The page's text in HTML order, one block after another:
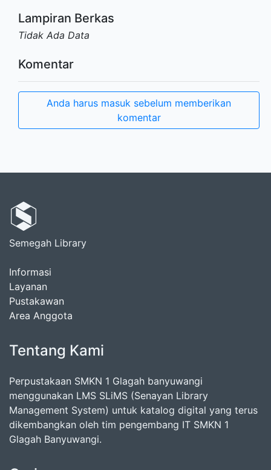
Lampiran Berkas
Tidak Ada Data
Komentar
Anda harus masuk sebelum memberikan
komentar
Semegah Library
Informasi
Layanan
Pustakawan
Area Anggota
Tentang Kami
Perpustakaan SMKN 1 Glagah banyuwangi
menggunakan LMS SLiMS (Senayan Library
Management System) untuk katalog digital yang terus
dikembangkan oleh tim pengembang IT SMKN 1
Glagah Banyuwangi.